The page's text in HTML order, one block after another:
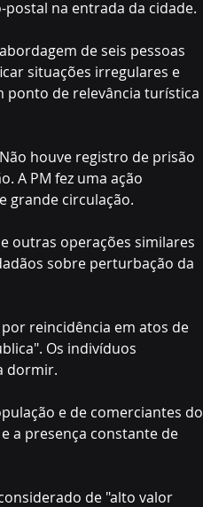
na entrada da cidade.
de seis pessoas
situações irregulares e
ponto de relevância turística
houve registro de prisão
A PM fez uma ação
grande circulação.
outras operações similares
sobre perturbação da
reincidência em atos de
Os indivíduos
dormir.
e de comerciantes do
a presença constante de
de "alto valor